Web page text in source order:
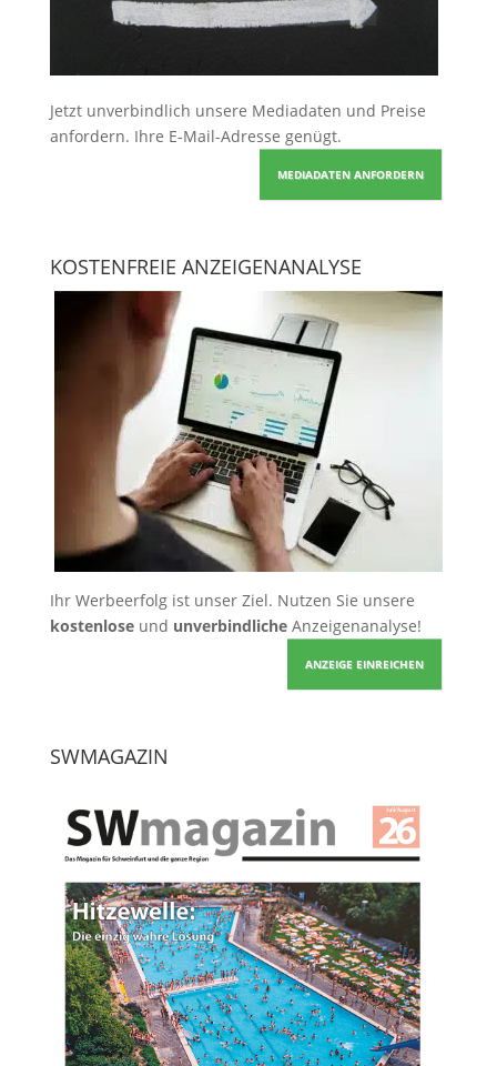
Jetzt unverbindlich unsere Mediadaten und Preise
anfordern. Ihre E-Mail-Adresse genügt.
MEDIADATEN ANFORDERN
KOSTENFREIE ANZEIGENANALYSE
Ihr Werbeerfolg ist unser Ziel. Nutzen Sie unsere
kostenloseund unverbindlicheAnzeigenanalyse!
ANZEIGE EINREICHEN
SWMAGAZIN